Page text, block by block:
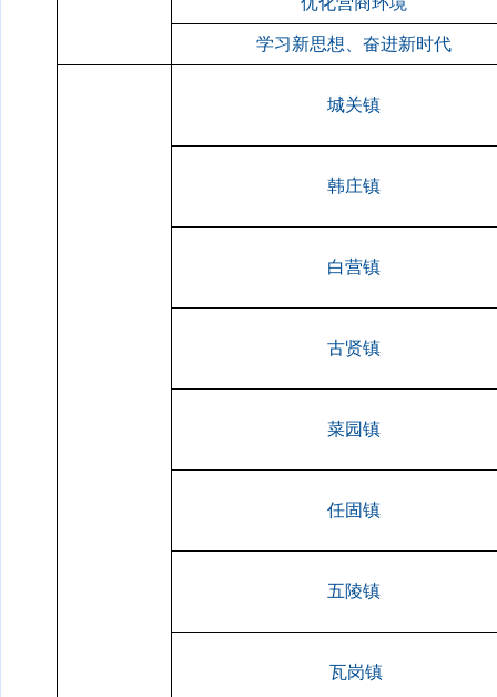
学习新思想、奋进新时代
城关镇
韩庄镇
白营镇
古贤镇
菜园镇
任固镇
五陵镇
瓦岗镇